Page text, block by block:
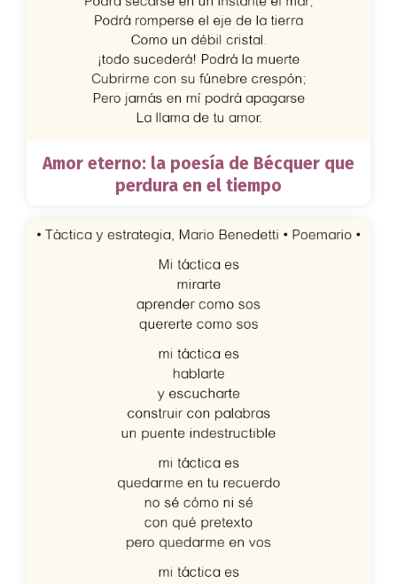
Amor eterno: la poesía de Bécquer que
perdura en el tiempo